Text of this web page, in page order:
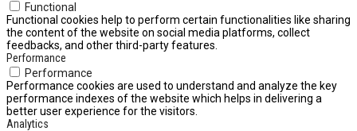
Functional
Functional cookies help to perform certain functionalities like sharing
the content of the website on social media platforms, collect
feedbacks, and other third-party features.
Performance
Performance
Performance cookies are used to understand and analyze the key
performance indexes of the website which helps in delivering a
better user experience for the visitors.
Analytics